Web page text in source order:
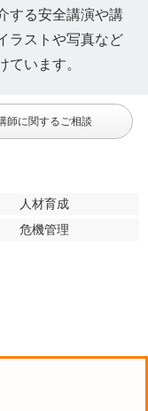
する安全講演や講
ラストや写真など
ています。
師に関するご相談
人材育成
危機管理